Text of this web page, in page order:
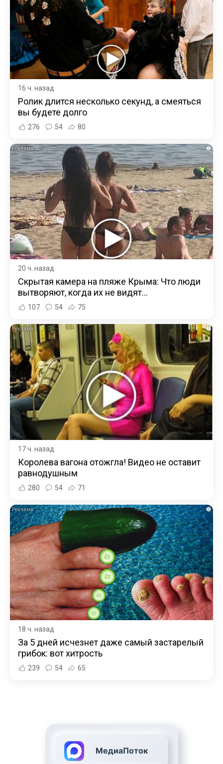
16 ч. назад
Ролик длится несколько секунд, а смеяться
вы будете долго
276 54 80
i
20 ч. назад
Скрытая камера на пляже Крыма: Что люди
вытворяют, когда их не видят...
107 54 75
i
17 ч. назад
Королева вагона отожгла! Видео не оставит
равнодушным
280 54 71
i
18 ч. назад
За 5 дней исчезнет даже самый застарелый
грибок: вот хитрость
239 54 65
МедиаПоток